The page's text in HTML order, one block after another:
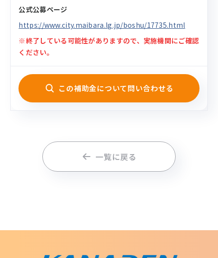
公式公募ページ
https://www.city.maibara.lg.jp/boshu/17735.html
※終了している可能性がありますので、実施機関にご確認
ください。
この補助金について問い合わせる
一覧に戻る